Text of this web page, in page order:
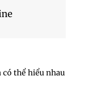
có thể hiểu nhau